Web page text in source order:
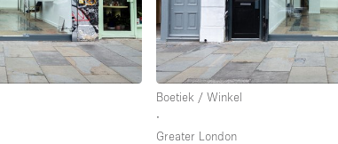
Industrieel
Kantoorbenodigdheden
Kledingrek
Boetiek / Winkel
∙
Greater London